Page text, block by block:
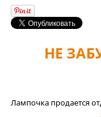
НЕ
Лампочка продается